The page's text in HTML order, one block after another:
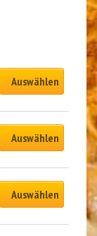
Auswählen
Auswählen
Auswählen